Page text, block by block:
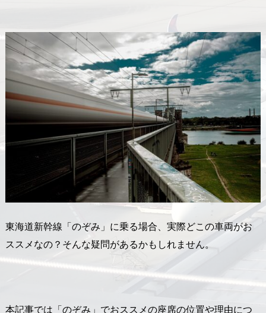
東海道新幹線「のぞみ」に乗る場合、実際どこの車両がお
ススメなの？そんな疑問があるかもしれません。
本記事では「のぞみ」でおススメの座席の位置や理由につ